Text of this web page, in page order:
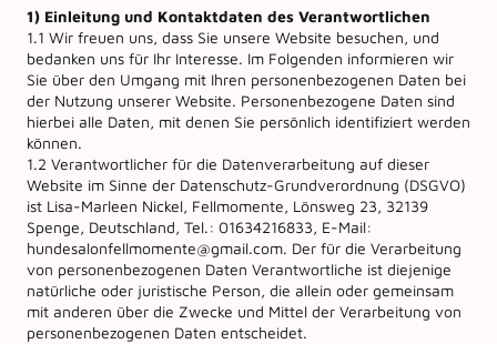
1) Einleitung und Kontaktdaten des Verantwortlichen
1.1 Wir freuen uns, dass Sie unsere Website besuchen, und
bedanken uns für Ihr Interesse. Im Folgenden informieren wir
Sie über den Umgang mit Ihren personenbezogenen Daten bei
der Nutzung unserer Website. Personenbezogene Daten sind
hierbei alle Daten, mit denen Sie persönlich identifiziert werden
können.
1.2 Verantwortlicher für die Datenverarbeitung auf dieser
Website im Sinne der Datenschutz-Grundverordnung (DSGVO)
ist Lisa-Marleen Nickel, Fellmomente, Lönsweg 23, 32139
Spenge, Deutschland, Tel.: 01634216833, E-Mail:
hundesalonfellmomente@gmail.com. Der für die Verarbeitung
von personenbezogenen Daten Verantwortliche ist diejenige
natürliche oder juristische Person, die allein oder gemeinsam
mit anderen über die Zwecke und Mittel der Verarbeitung von
personenbezogenen Daten entscheidet.